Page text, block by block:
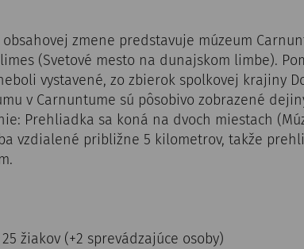
zmene predstavuje múzeum
(Svetové mesto na dunajskom limbe).
vystavené, zo zbierok spolkovej krajiny
v Carnuntume sú pôsobivo zobrazené
Prehliadka sa koná na dvoch miestach
vzdialené približne 5 kilometrov, takže
žiakov (+2 sprevádzajúce osoby)